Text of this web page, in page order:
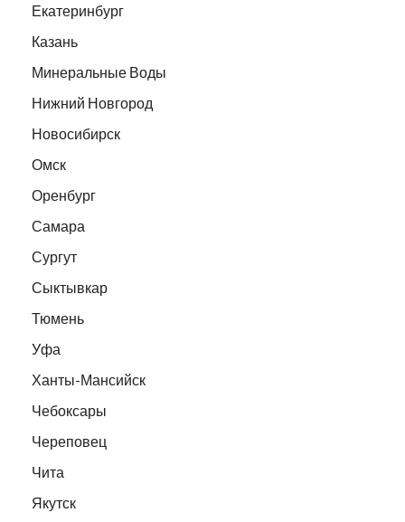
Екатеринбург
Казань
Минеральные Воды
Нижний Новгород
Новосибирск
Омск
Оренбург
Самара
Сургут
Сыктывкар
Тюмень
Уфа
Ханты-Мансийск
Чебоксары
Череповец
Чита
Якутск